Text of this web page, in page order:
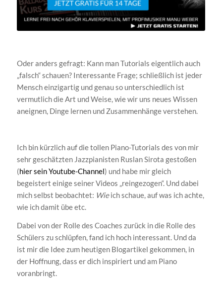
Oder anders gefragt: Kann man Tutorials eigentlich auch
„falsch“ schauen? Interessante Frage; schließlich ist jeder
Mensch einzigartig und genau so unterschiedlich ist
vermutlich die Art und Weise, wie wir uns neues Wissen
aneignen, Dinge lernen und Zusammenhänge verstehen.
Ich bin kürzlich auf die tollen Piano-Tutorials des von mir
sehr geschätzten Jazzpianisten Ruslan Sirota gestoßen
(hier sein Youtube-Channel) und habe mir gleich
begeistert einige seiner Videos „reingezogen“. Und dabei
mich selbst beobachtet: Wieich schaue, auf was ich achte,
wie ich damit übe etc.
Dabei von der Rolle des Coaches zurück in die Rolle des
Schülers zu schlüpfen, fand ich hoch interessant. Und da
ist mir die Idee zum heutigen Blogartikel gekommen, in
der Hoffnung, dass er dich inspiriert und am Piano
voranbringt.